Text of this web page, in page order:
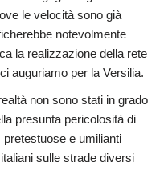
le velocità sono già
notevolmente
la realizzazione della rete
auguriamo per la Versilia.
non sono stati in grado
presunta pericolosità di
e umilianti
sulle strade diversi